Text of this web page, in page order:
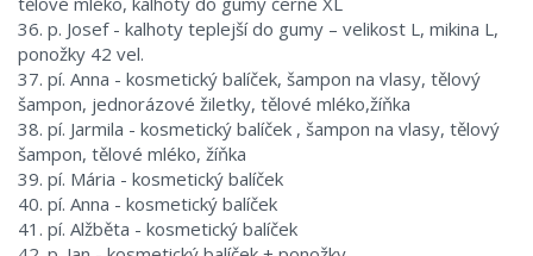
36. p. Josef - kalhoty teplejší do gumy – velikost L, mikina L,
ponožky 42 vel.
37. pí. Anna - kosmetický balíček, šampon na vlasy, tělový
šampon, jednorázové žiletky, tělové mléko,žíňka
38. pí. Jarmila - kosmetický balíček , šampon na vlasy, tělový
šampon, tělové mléko, žíňka
39. pí. Mária - kosmetický balíček
40. pí. Anna - kosmetický balíček
41. pí. Alžběta - kosmetický balíček